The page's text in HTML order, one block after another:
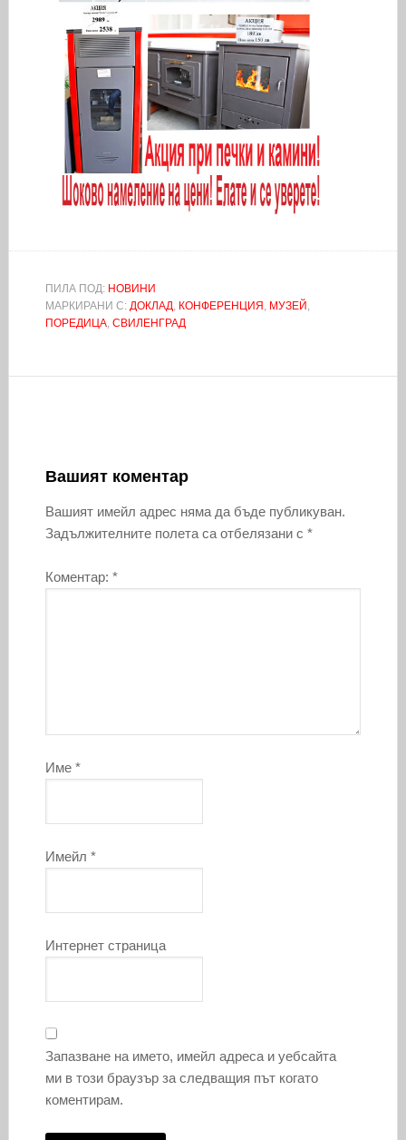
ПИЛА ПОД: НОВИНИ
МАРКИРАНИ С: ДОКЛАД, КОНФЕРЕНЦИЯ , МУЗЕЙ ,
ПОРЕДИЦА, СВИЛЕНГРАД
Вашият коментар
Вашият имейл адрес няма да бъде публикуван.
Задължителните полета са отбелязани с *
Коментар: *
Име *
Имейл *
Интернет страница
Запазване на името, имейл адреса и уебсайта
ми в този браузър за следващия път когато
коментирам.